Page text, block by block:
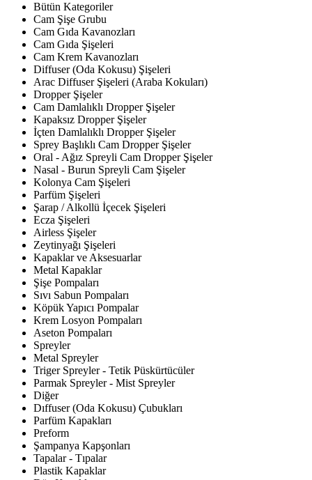
Bütün Kategoriler
Cam Şişe Grubu
Cam Gıda Kavanozları
Cam Gıda Şişeleri
Cam Krem Kavanozları
Diffuser (Oda Kokusu) Şişeleri
Arac Diffuser Şişeleri (Araba Kokuları)
Dropper Şişeler
Cam Damlalıklı Dropper Şişeler
Kapaksız Dropper Şişeler
İçten Damlalıklı Dropper Şişeler
Sprey Başlıklı Cam Dropper Şişeler
Oral - Ağız Spreyli Cam Dropper Şişeler
Nasal - Burun Spreyli Cam Şişeler
Kolonya Cam Şişeleri
Parfüm Şişeleri
Şarap / Alkollü İçecek Şişeleri
Ecza Şişeleri
Airless Şişeler
Zeytinyağı Şişeleri
Kapaklar ve Aksesuarlar
Metal Kapaklar
Şişe Pompaları
Sıvı Sabun Pompaları
Köpük Yapıcı Pompalar
Krem Losyon Pompaları
Aseton Pompaları
Spreyler
Metal Spreyler
Triger Spreyler - Tetik Püskürtücüler
Parmak Spreyler - Mist Spreyler
Diğer
Dıffuser (Oda Kokusu) Çubukları
Parfüm Kapakları
Preform
Şampanya Kapşonları
Tapalar - Tıpalar
Plastik Kapaklar